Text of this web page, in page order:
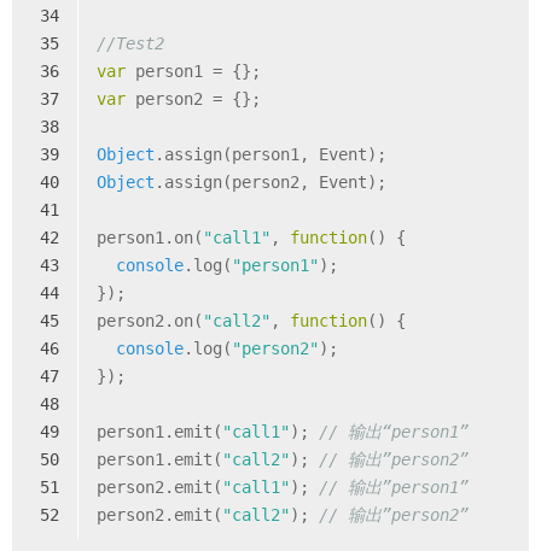
34
35
36
37
38
39
40
41
42
43
44
45
46
47
48
49
50
51
52
//Test2
var person1 = {};
var person2 = {};
Object .assign(person1, Event);
Object .assign(person2, Event);
person1.on( "call1" , function( ) {
console.log( "person1" );
});
person2.on( "call2" , function( ) {
console.log( "person2" );
});
person1.emit( "call1" );
// 输出“person1”
person1.emit( "call2" );
// 输出”person2”
person2.emit( "call1" );
// 输出”person1”
person2.emit( "call2" ); // 输出”person2”